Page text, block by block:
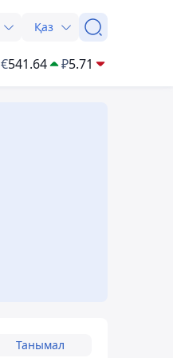
Қаз
€541.64 ₽5.71
Танымал